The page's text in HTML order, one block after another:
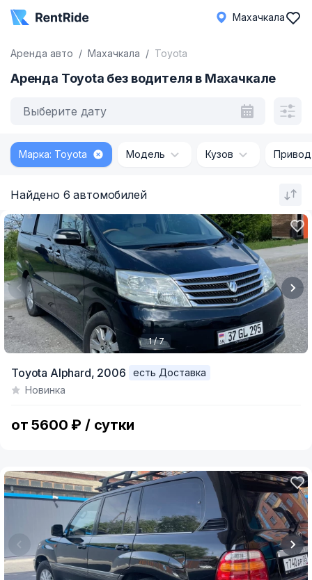
Махачкала
Аренда авто Махачкала Toyota
Аренда Toyota без водителя в Махачкале
Выберите дату
Марка: Toyota Модель Кузов Привод
Найдено 6 автомобилей
of
1 / 7
Toyota Alphard, 2006
есть Доставка
Новинка
от 5600 ₽ / сутки